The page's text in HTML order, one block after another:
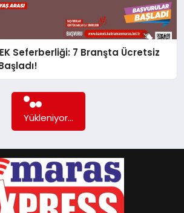
Seferberliği: 7 Branşta Ücretsiz
Yükleniyor...